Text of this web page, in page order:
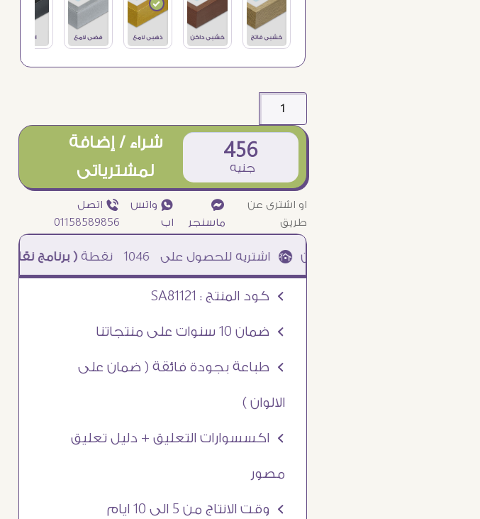
456
جنيه
شراء / إضافة
لمشترياتى
او اشترى عن
طريق
¥
ماسنجر
₧ واتس
اب
ƒ اتصل
01158589856
1046 نقطة( برنامج نقاطى )à خصم 5% للعملاء الجدد à شحن مجانى عند الشراء ب 4000 جنيه à
Ö كود المنتج : SA81121
Ö ضمان 10 سنوات على منتجاتنا
Ö طباعة بجودة فائقة ( ضمان على
الالوان )
Ö اكسسوارات التعليق + دليل تعليق
مصور
Ö وقت الانتاج من 5 الى 10 ايام